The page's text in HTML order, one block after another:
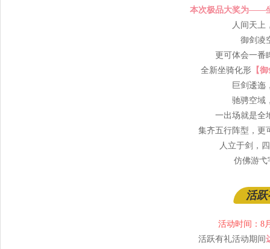
本次极品大奖为——
人间天上
御剑凌
更可体会一番
全新坐骑化形【御
巨剑逶迤
驰骋空域
一出场就是全
集齐五行阵型，更
人立于剑，
仿佛游弋
活
活动时间：8
活跃有礼活动期间